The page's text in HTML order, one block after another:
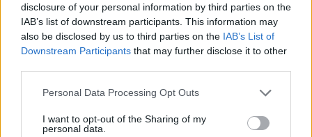
disclosure of your personal information by third parties on the
IAB’s list of downstream participants. This information may
also be disclosed by us to third parties on the IAB’s List of
Downstream Participants that may further disclose it to other
Please note that this website/app uses one or more Google
not limited to your visit or usage behaviour. You may click to
grant or deny consent to Google and its third-party tags to
Personal Data Processing Opt Outs
I want to opt-out of the Sharing of my
personal data.
szinhaz szerk. •2018. március 17.
A színésznő a felfokozott érzelmi állapotokról, a